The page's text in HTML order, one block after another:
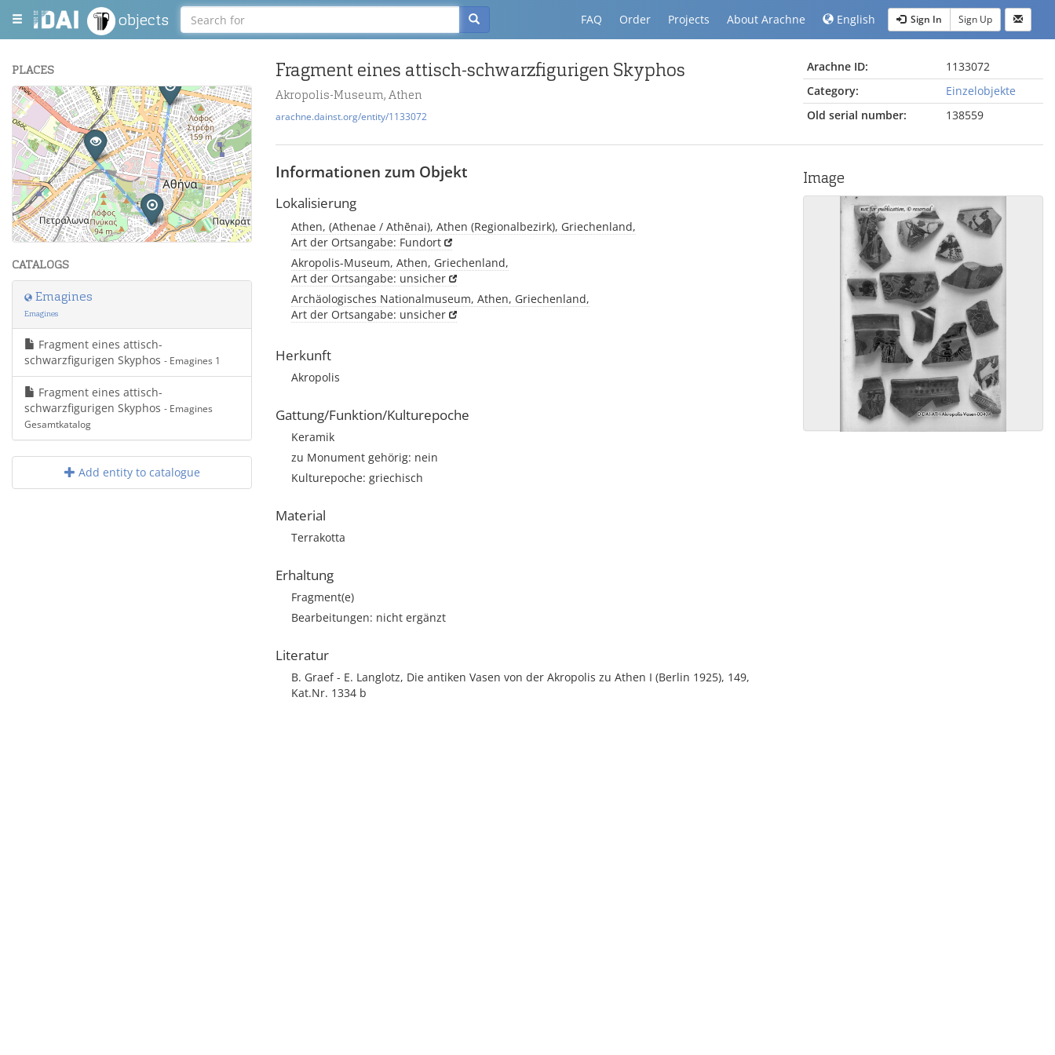
objects FAQ Order Projects About Arachne English Sign In Sign Up
PLACES
+
−
Leaflet| Maps and Data ©OpenStreetMap.
CATALOGS
Emagines
Emagines
Fragment eines attisch-
schwarzfigurigen Skyphos - Emagines 1
Fragment eines attisch-
schwarzfigurigen Skyphos - Emagines
Gesamtkatalog
Add entity to catalogue
Fragment eines attisch-schwarzfigurigen Skyphos
Akropolis-Museum, Athen
arachne.dainst.org/entity/1133072
Arachne ID:
1133072
Category:
Einzelobjekte
Old serial number:
138559
Informationen zum Objekt
Lokalisierung
Athen, (Athenae / Athēnai), Athen (Regionalbezirk), Griechenland,
Art der Ortsangabe: Fundort
Akropolis-Museum, Athen, Griechenland,
Art der Ortsangabe: unsicher
Archäologisches Nationalmuseum, Athen, Griechenland,
Art der Ortsangabe: unsicher
Herkunft
Akropolis
Gattung/Funktion/Kulturepoche
Keramik
zu Monument gehörig: nein
Kulturepoche: griechisch
Material
Terrakotta
Erhaltung
Fragment(e)
Bearbeitungen: nicht ergänzt
Literatur
B. Graef - E. Langlotz, Die antiken Vasen von der Akropolis zu Athen I (Berlin 1925), 149,
Kat.Nr. 1334 b
Image